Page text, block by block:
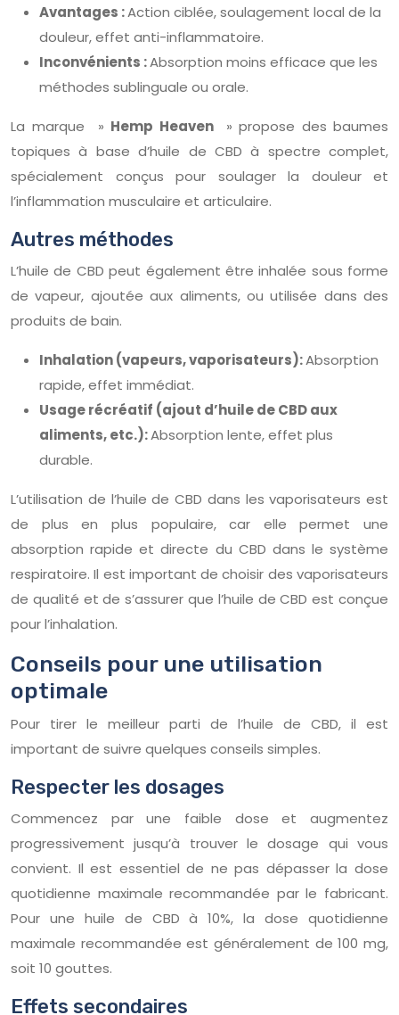
Avantages :Action ciblée, soulagement local de la
douleur, effet anti-inflammatoire.
Inconvénients :Absorption moins efficace que les
méthodes sublinguale ou orale.
La marque » Hemp Heaven
» propose des baumes
topiques à base d’huile de CBD à spectre complet,
spécialement conçus pour soulager la douleur et
l’inflammation musculaire et articulaire.
Autres méthodes
L’huile de CBD peut également être inhalée sous forme
de vapeur, ajoutée aux aliments, ou utilisée dans des
produits de bain.
Inhalation (vapeurs, vaporisateurs):Absorption
rapide, effet immédiat.
Usage récréatif (ajout d’huile de CBD aux
aliments, etc.):Absorption lente, effet plus
durable.
L’utilisation de l’huile de CBD dans les vaporisateurs est
de plus en plus populaire, car elle permet une
absorption rapide et directe du CBD dans le système
respiratoire. Il est important de choisir des vaporisateurs
de qualité et de s’assurer que l’huile de CBD est conçue
pour l’inhalation.
Conseils pour une utilisation
optimale
Pour tirer le meilleur parti de l’huile de CBD, il est
important de suivre quelques conseils simples.
Respecter les dosages
Commencez par une faible dose et augmentez
progressivement jusqu’à trouver le dosage qui vous
convient. Il est essentiel de ne pas dépasser la dose
quotidienne maximale recommandée par le fabricant.
Pour une huile de CBD à 10%, la dose quotidienne
maximale recommandée est généralement de 100 mg,
soit 10 gouttes.
Effets secondaires